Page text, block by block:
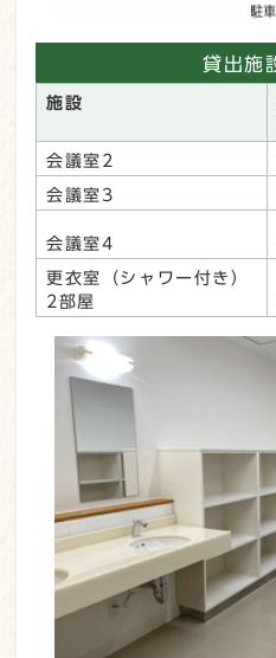
貸出施
施設
会議室2
会議室3
会議室4
更衣室（シャワー付き）
2部屋